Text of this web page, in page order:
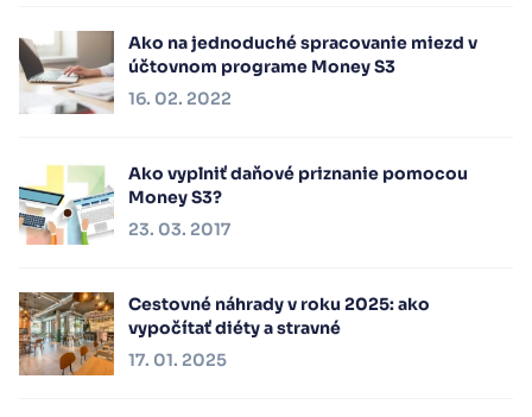
Ako na jednoduché spracovanie miezd v
účtovnom programe Money S3
16. 02. 2022
Ako vyplniť daňové priznanie pomocou
Money S3?
23. 03. 2017
Cestovné náhrady v roku 2025: ako
vypočítať diéty a stravné
17. 01. 2025